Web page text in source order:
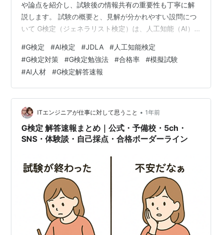
や論点を紹介し、試験後の情報共有の重要性も丁寧に解
説します。 試験の概要と、見解が分かれやすい設問につ
いて G検定（ジェネラリスト検定）は、人工知能（AI）
めています。出題範囲は広く、AIの歴史、機械学習、深
層学習、倫理、法律、社会実装と多岐にわたるため、
「この問題って、どの資料の知識？」と思うような出題
も少なくありません。 特に難しいのは、複数の選択肢が
すべて一見正しいように見える問題や、解釈に揺らぎが
ある文言を含んだ問題です。さらに、試験が…
#G検定 #AI検定 #JDLA #人工知能検定
#G検定対策 #G検定勉強法 #合格率 #模擬試験
#AI人材 #G検定解答速報
ITエンジニアが仕事に対して思うこと • 1年前
G検定 解答速報まとめ｜公式・予備校・5ch・
SNS・体験談・自己採点・合格ボーダーライン